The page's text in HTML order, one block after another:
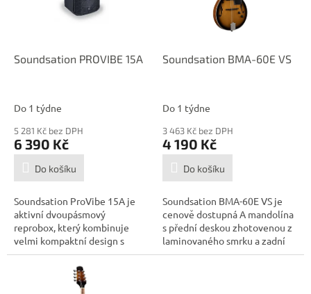
Soundsation PROVIBE 15A
Do 1 týdne
5 281 Kč bez DPH
6 390 Kč
Do košíku
Soundsation ProVibe 15A je
aktivní dvoupásmový
reprobox, který kombinuje
velmi kompaktní design s
vysokým výkonem a...
Soundsation BMA-60E VS
Do 1 týdne
3 463 Kč bez DPH
4 190 Kč
Do košíku
Soundsation BMA-60E VS je
cenově dostupná A mandolína
s přední deskou zhotovenou z
laminovaného smrku a zadní
deskou...